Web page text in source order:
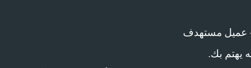
عميل مستهدف
يهتم بك.